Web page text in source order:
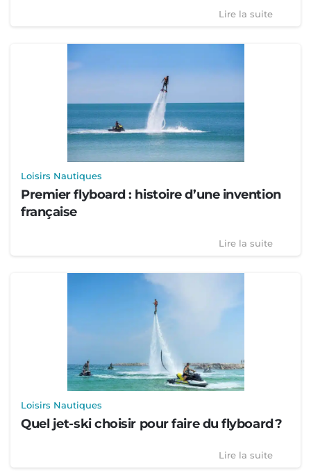
Lire la suite
Loisirs Nautiques
Premier flyboard : histoire d’une invention
française
Lire la suite
Loisirs Nautiques
Quel jet-ski choisir pour faire du flyboard ?
Lire la suite